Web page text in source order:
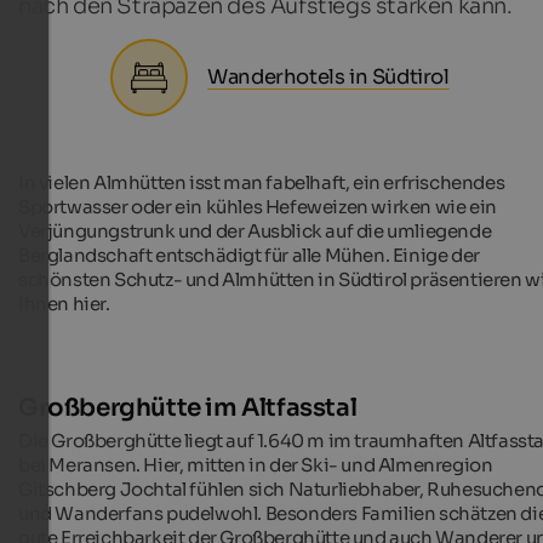
nach den Strapazen des Aufstiegs stärken kann.
Wanderhotels in Südtirol
In vielen Almhütten isst man fabelhaft, ein erfrischendes
Sportwasser oder ein kühles Hefeweizen wirken wie ein
Verjüngungstrunk und der Ausblick auf die umliegende
Berglandschaft entschädigt für alle Mühen. Einige der
schönsten Schutz- und Almhütten in Südtirol präsentieren
Ihnen hier.
Großberghütte im Altfasstal
Die Großberghütte liegt auf 1.640 m im traumhaften
bei Meransen. Hier, mitten in der Ski- und Almenregion
Gitschberg Jochtal fühlen sich Naturliebhaber,
und Wanderfans pudelwohl. Besonders Familien schätzen
gute Erreichbarkeit der Großberghütte und auch Wanderer